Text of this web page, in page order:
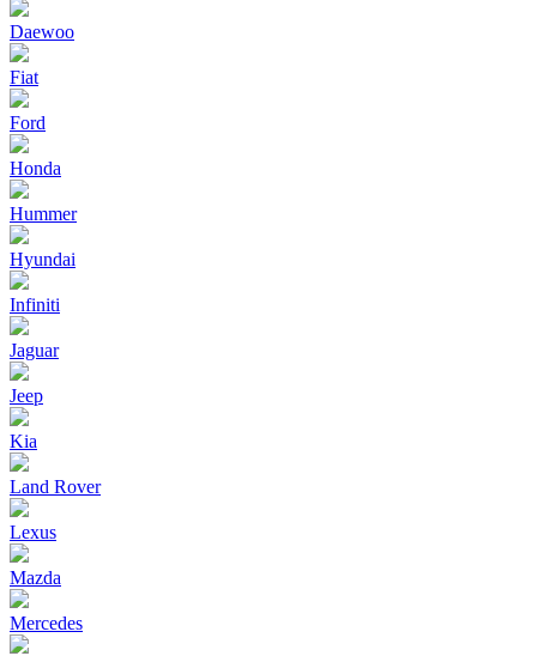
Daewoo
Fiat
Ford
Honda
Hummer
Hyundai
Infiniti
Jaguar
Jeep
Kia
Land Rover
Lexus
Mazda
Mercedes